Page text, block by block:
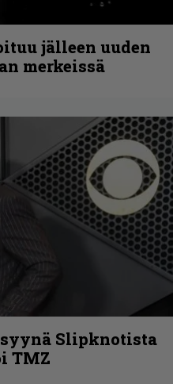
jälleen uuden
merkeissä
Slipknotista
TMZ